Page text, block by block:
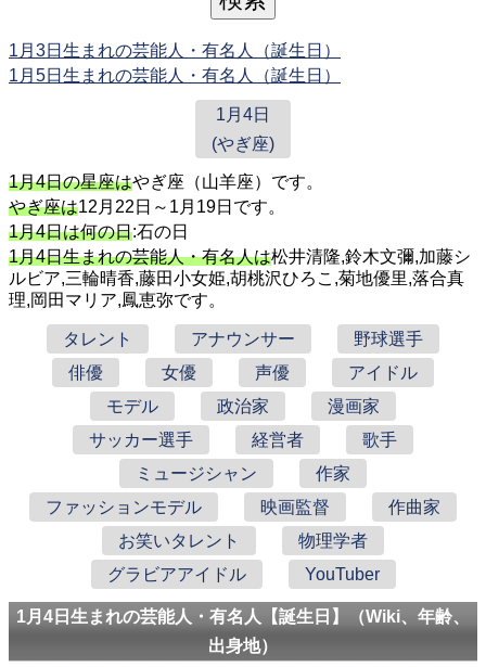
1月3日生まれの芸能人・有名人（誕生日）
1月5日生まれの芸能人・有名人（誕生日）
1月4日
(やぎ座)
1月4日の星座はやぎ座（山羊座）です。
やぎ座は12月22日～1月19日です。
1月4日は何の日:石の日
1月4日生まれの芸能人・有名人は松井清隆,鈴木文彌,加藤シ
ルビア,三輪晴香,藤田小女姫,胡桃沢ひろこ,菊地優里,落合真
理,岡田マリア,鳳恵弥です。
タレント アナウンサー
野球選手
俳優
女優 声優
アイドル
モデル
政治家
漫画家
サッカー選手
経営者
歌手
ミュージシャン
作家
ファッションモデル
映画監督
作曲家
お笑いタレント
物理学者
グラビアアイドル
YouTuber
1月4日生まれの芸能人・有名人【誕生日】（Wiki、年齢、
出身地）